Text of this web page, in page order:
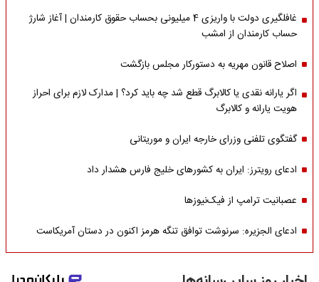
غافلگیری دولت با واریزی 4 میلیونی بحساب حقوق کارمندان | آغاز شارژ
حساب کارمندان از امشب
اصلاح قانون مهریه به دستورکار مجلس بازگشت
اگر یارانه نقدی یا کالابرگ قطع شد چه باید کرد؟ | مدارک لازم برای احراز
هویت یارانه و کالابرگ
گفتگوی تلفنی وزرای خارجه ایران و موریتانی
ادعای رویترز: ایران به کشورهای خلیج فارس هشدار داد
عصبانیت ترامپ از فیک‌نیوزها
ادعای الجزیره: سرنوشت توافق تنگه هرمز اکنون در دستان آمریکاست